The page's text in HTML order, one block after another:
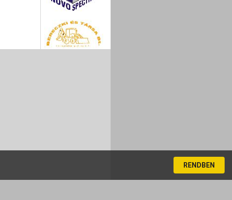
RENDBEN